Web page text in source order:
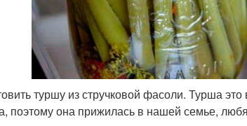
туршу из стручковой фасоли. Турша это
поэтому она прижилась в нашей семье,